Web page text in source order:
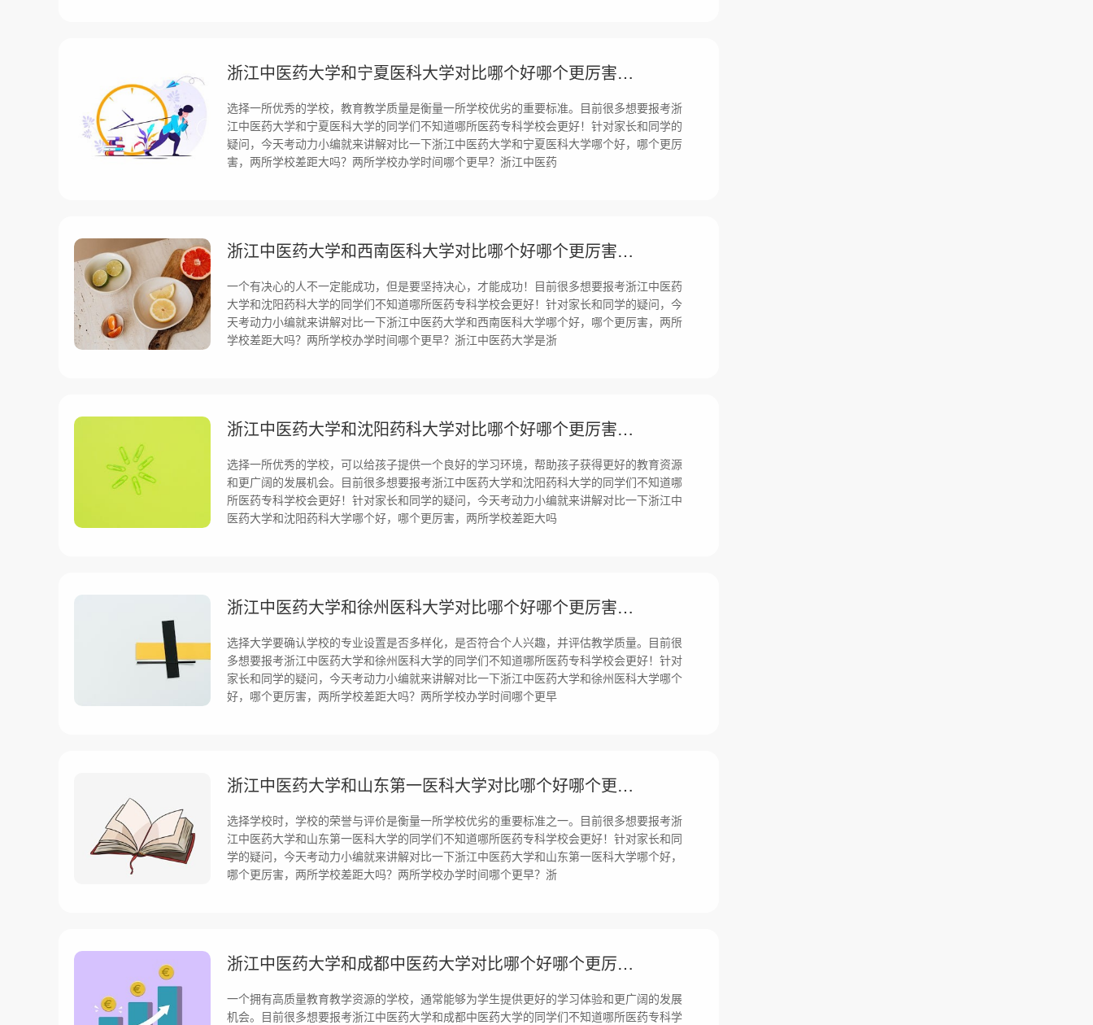
浙江中医药大学和宁夏医科大学对比哪个好哪个更厉害？差距大吗？
选择一所优秀的学校，教育教学质量是衡量一所学校优劣的重要标准。目前很多想要报考浙
江中医药大学和宁夏医科大学的同学们不知道哪所医药专科学校会更好！针对家长和同学的
疑问，今天考动力小编就来讲解对比一下浙江中医药大学和宁夏医科大学哪个好，哪个更厉
害，两所学校差距大吗？两所学校办学时间哪个更早？浙江中医药
浙江中医药大学和西南医科大学对比哪个好哪个更厉害？差距大吗？
一个有决心的人不一定能成功，但是要坚持决心，才能成功！目前很多想要报考浙江中医药
大学和沈阳药科大学的同学们不知道哪所医药专科学校会更好！针对家长和同学的疑问，今
天考动力小编就来讲解对比一下浙江中医药大学和西南医科大学哪个好，哪个更厉害，两所
学校差距大吗？两所学校办学时间哪个更早？浙江中医药大学是浙
浙江中医药大学和沈阳药科大学对比哪个好哪个更厉害？差距大吗？
选择一所优秀的学校，可以给孩子提供一个良好的学习环境，帮助孩子获得更好的教育资源
和更广阔的发展机会。目前很多想要报考浙江中医药大学和沈阳药科大学的同学们不知道哪
所医药专科学校会更好！针对家长和同学的疑问，今天考动力小编就来讲解对比一下浙江中
医药大学和沈阳药科大学哪个好，哪个更厉害，两所学校差距大吗
浙江中医药大学和徐州医科大学对比哪个好哪个更厉害？差距大吗？
选择大学要确认学校的专业设置是否多样化，是否符合个人兴趣，并评估教学质量。目前很
多想要报考浙江中医药大学和徐州医科大学的同学们不知道哪所医药专科学校会更好！针对
家长和同学的疑问，今天考动力小编就来讲解对比一下浙江中医药大学和徐州医科大学哪个
好，哪个更厉害，两所学校差距大吗？两所学校办学时间哪个更早
浙江中医药大学和山东第一医科大学对比哪个好哪个更厉害？差距大吗？
选择学校时，学校的荣誉与评价是衡量一所学校优劣的重要标准之一。目前很多想要报考浙
江中医药大学和山东第一医科大学的同学们不知道哪所医药专科学校会更好！针对家长和同
学的疑问，今天考动力小编就来讲解对比一下浙江中医药大学和山东第一医科大学哪个好，
哪个更厉害，两所学校差距大吗？两所学校办学时间哪个更早？浙
浙江中医药大学和成都中医药大学对比哪个好哪个更厉害？差距大吗？
一个拥有高质量教育教学资源的学校，通常能够为学生提供更好的学习体验和更广阔的发展
机会。目前很多想要报考浙江中医药大学和成都中医药大学的同学们不知道哪所医药专科学